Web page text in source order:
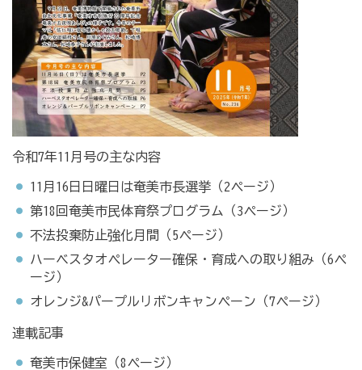
令和7年11月号の主な内容
11月16日日曜日は奄美市長選挙（2ページ）
第18回奄美市民体育祭プログラム（3ページ）
不法投棄防止強化月間（5ページ）
ハーベスタオペレーター確保・育成への取り組み（6ペ
ージ）
オレンジ&パープルリボンキャンペーン（7ページ）
連載記事
奄美市保健室（8ページ）